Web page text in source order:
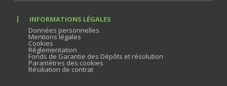
INFORMATIONS LÉGALES
Données personnelles
Mentions légales
Cookies
Réglementation
Fonds de Garantie des Dépôts et résolution
Paramètres des cookies
Résiliation de contrat